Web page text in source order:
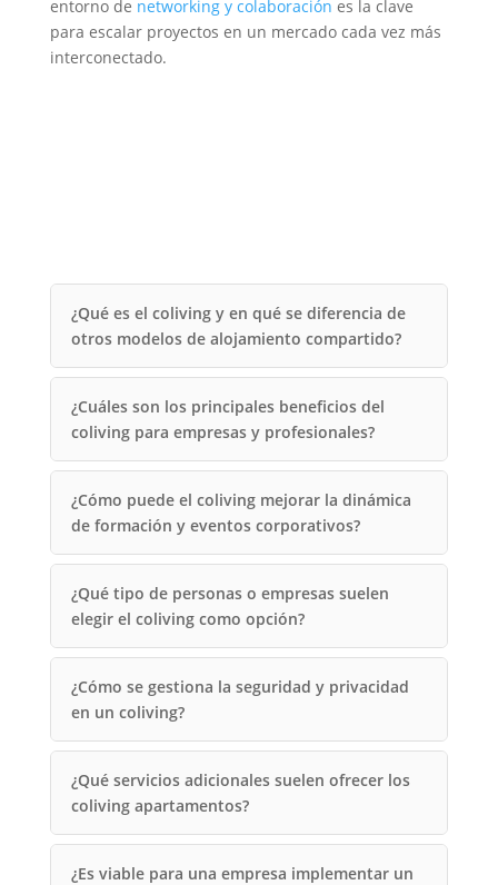
entorno de networking y colaboración es la clave
para escalar proyectos en un mercado cada vez más
interconectado.
¿Qué es el coliving y en qué se diferencia de
otros modelos de alojamiento compartido?
¿Cuáles son los principales beneficios del
coliving para empresas y profesionales?
¿Cómo puede el coliving mejorar la dinámica
de formación y eventos corporativos?
¿Qué tipo de personas o empresas suelen
elegir el coliving como opción?
¿Cómo se gestiona la seguridad y privacidad
en un coliving?
¿Qué servicios adicionales suelen ofrecer los
coliving apartamentos?
¿Es viable para una empresa implementar un